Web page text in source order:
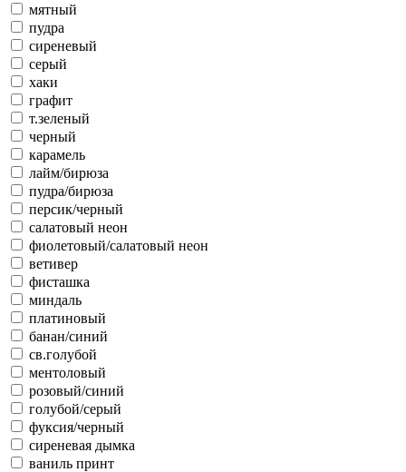
мятный
пудра
сиреневый
серый
хаки
графит
т.зеленый
черный
карамель
лайм/бирюза
пудра/бирюза
персик/черный
салатовый неон
фиолетовый/салатовый неон
ветивер
фисташка
миндаль
платиновый
банан/синий
св.голубой
ментоловый
розовый/синий
голубой/серый
фуксия/черный
сиреневая дымка
ваниль принт